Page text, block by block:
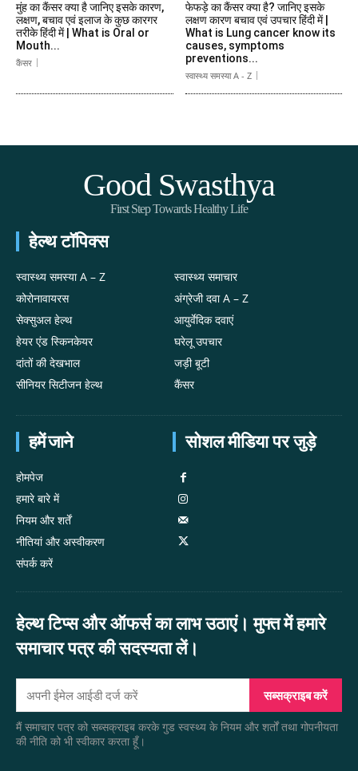
मुंह का कैंसर क्या है जानिए इसके कारण,
लक्षण, बचाव एवं इलाज के कुछ कारगर
तरीके हिंदी में | What is Oral or
Mouth...
कैंसर
फेफड़े का कैंसर क्या है? जानिए इसके
लक्षण कारण बचाव एवं उपचार हिंदी में |
What is Lung cancer know its
causes, symptoms
preventions...
स्वास्थ्य समस्या A - Z
Good Swasthya
First Step Towards Healthy Life
हेल्थ टॉपिक्स
स्वास्थ्य समस्या A – Z
कोरोनावायरस
सेक्सुअल हेल्थ
हेयर एंड स्किनकेयर
दांतों की देखभाल
सीनियर सिटीजन हेल्थ
स्वास्थ्य समाचार
अंग्रेजी दवा A – Z
आयुर्वेदिक दवाएं
घरेलू उपचार
जड़ी बूटी
कैंसर
हमें जाने
होमपेज
हमारे बारे में
नियम और शर्तें
नीतियां और अस्वीकरण
संपर्क करें
सोशल मीडिया पर जुड़े
हेल्थ टिप्स और ऑफर्स का लाभ उठाएं। मुफ्त में हमारे
समाचार पत्र की सदस्यता लें।
सब्सक्राइब करें
मैं समाचार पत्र को सब्सक्राइब करके गुड स्वस्थ्य के नियम और शर्तों तथा गोपनीयता
की नीति को भी स्वीकार करता हूँ।